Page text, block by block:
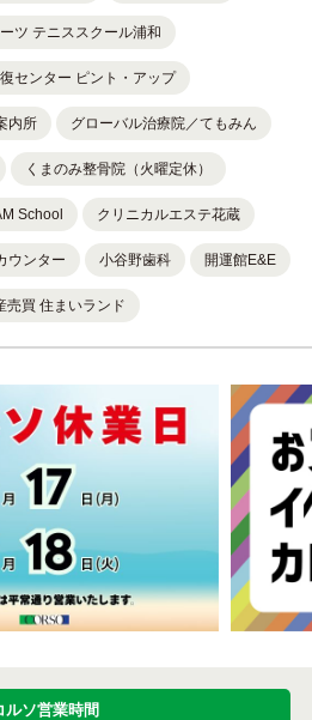
ツ テニススクール浦和
センター ピント・アップ
内所 グローバル治療院／てもみん
くまのみ整骨院（火曜定休）
School クリニカルエステ花蔵
ウンター 小谷野歯科 開運館E&E
売買 住まいランド
ルソ営業時間